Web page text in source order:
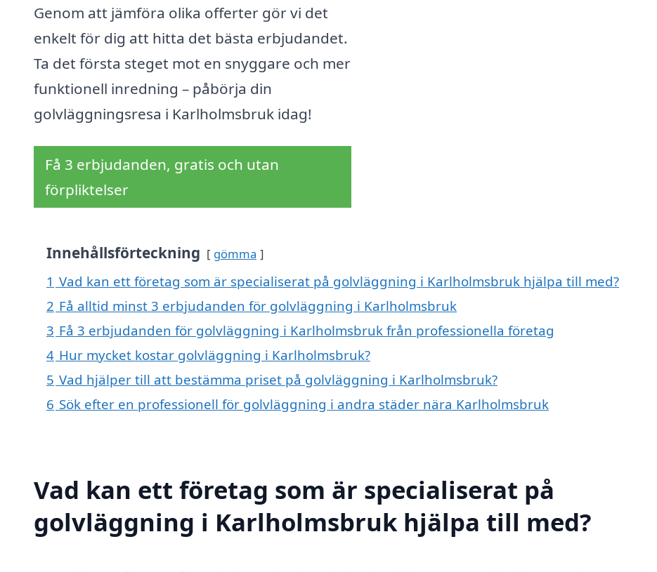
Genom att jämföra olika offerter gör vi det
enkelt för dig att hitta det bästa erbjudandet.
Ta det första steget mot en snyggare och mer
funktionell inredning – påbörja din
golvläggningsresa i Karlholmsbruk idag!
Få 3 erbjudanden, gratis och utan
förpliktelser
Innehållsförteckning gömma
1 Vad kan ett företag som är specialiserat på golvläggning i Karlholmsbruk hjälpa till med?
2 Få alltid minst 3 erbjudanden för golvläggning i Karlholmsbruk
3 Få 3 erbjudanden för golvläggning i Karlholmsbruk från professionella företag
4 Hur mycket kostar golvläggning i Karlholmsbruk?
5 Vad hjälper till att bestämma priset på golvläggning i Karlholmsbruk?
6 Sök efter en professionell för golvläggning i andra städer nära Karlholmsbruk
Vad kan ett företag som är specialiserat på
golvläggning i Karlholmsbruk hjälpa till med?